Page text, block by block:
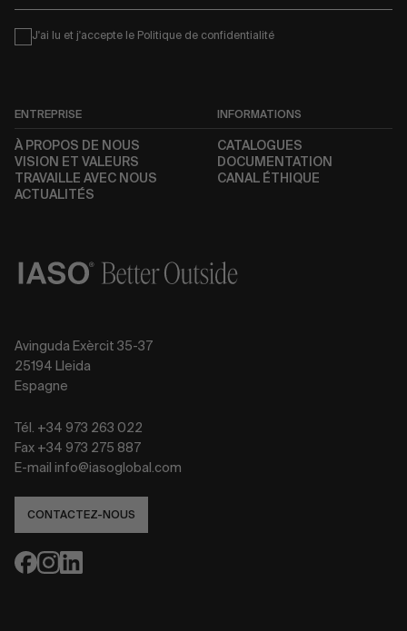
Condiciones
J'ai lu et j'accepte le Politique de confidentialité
ENTREPRISE
À PROPOS DE NOUS
VISION ET VALEURS
TRAVAILLE AVEC NOUS
ACTUALITÉS
INFORMATIONS
CATALOGUES
DOCUMENTATION
CANAL ÉTHIQUE
Avinguda Exèrcit 35-37
25194 Lleida
Espagne
Tél. +34 973 263 022
Fax +34 973 275 887
E-mail info@iasoglobal.com
CONTACTEZ-NOUS